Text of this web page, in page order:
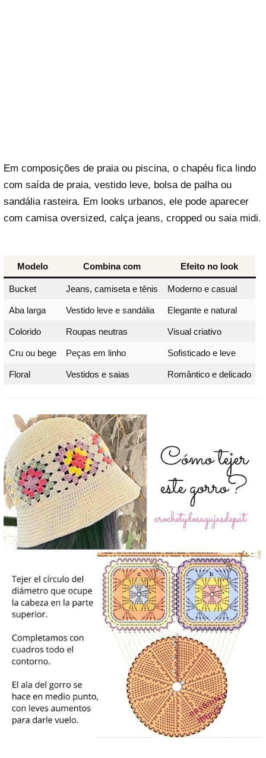
Em composições de praia ou piscina, o chapéu fica lindo
com saída de praia, vestido leve, bolsa de palha ou
sandália rasteira. Em looks urbanos, ele pode aparecer
com camisa oversized, calça jeans, cropped ou saia midi.
Modelo Combina com Efeito no look
Bucket Jeans, camiseta e tênis Moderno e casual
Aba larga Vestido leve e sandália Elegante e natural
Colorido Roupas neutras Visual criativo
Cru ou bege Peças em linho Sofisticado e leve
Floral Vestidos e saias Romântico e delicado